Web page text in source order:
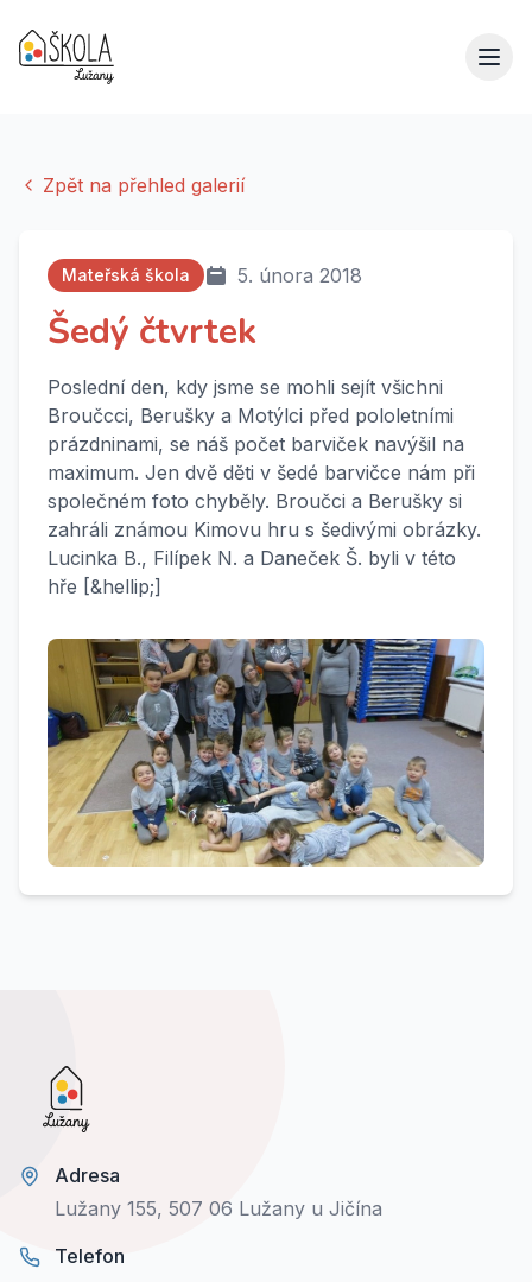
Zpět na přehled galerií
Mateřská škola 5. února 2018
Šedý čtvrtek
Poslední den, kdy jsme se mohli sejít všichni
Broučcci, Berušky a Motýlci před pololetními
prázdninami, se náš počet barviček navýšil na
maximum. Jen dvě děti v šedé barvičce nám při
společném foto chyběly. Broučci a Berušky si
zahráli známou Kimovu hru s šedivými obrázky.
Lucinka B., Filípek N. a Daneček Š. byli v této
hře [&hellip;]
Adresa
Lužany 155, 507 06 Lužany u Jičína
Telefon